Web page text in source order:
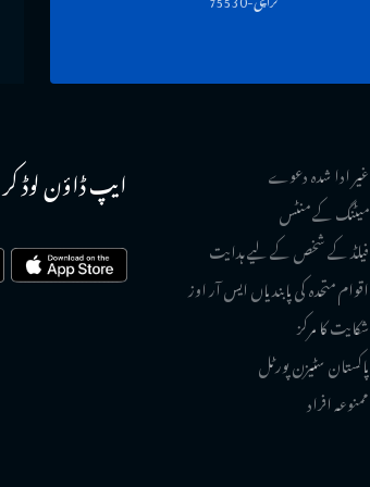
غیر ادا شدہ دعوے
میٹنگ کے منٹس
فیلڈ کے شخص کے لیے ہدایت
اقوام متحدہ کی پابندیاں ایس آر اوز
شکایت کا مرکز
پاکستان سٹیزن پورٹل
ممنوعہ افراد
ایپ ڈاؤن لوڈ